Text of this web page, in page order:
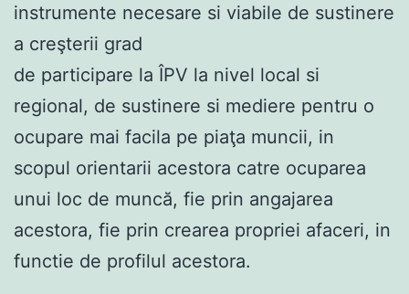
instrumente necesare si viabile de sustinere
a creşterii grad
de participare la ÎPV la nivel local si
regional, de sustinere si mediere pentru o
ocupare mai facila pe piaţa muncii, in
scopul orientarii acestora catre ocuparea
unui loc de muncă, fie prin angajarea
acestora, fie prin crearea propriei afaceri, in
functie de profilul acestora.